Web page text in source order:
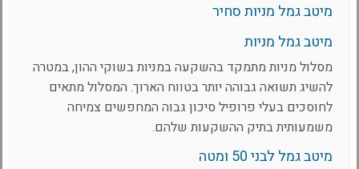
מיטב גמל מניות סחיר
מיטב גמל מניות
מסלול מניות מתמקד בהשקעה במניות בשוקי ההון, במטרה
להשיג תשואה גבוהה יותר בטווח הארוך. המסלול מתאים
לחוסכים בעלי פרופיל סיכון גבוה המחפשים צמיחה
משמעותית בתיק ההשקעות שלהם.
מיטב גמל לבני 50 ומטה